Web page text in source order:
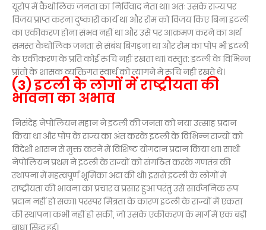
यूरोप में कैथोलिक जनता का निर्विवाद नेता था। अतः उसके राज्य पर
विजय प्राप्त करना दुष्कारी कार्य था और रोम को विजय किए बिना इटली
का एकीकरण होना संभव नहीं था और उसे पर आक्रमण करने का अर्थ
समस्त कैथोलिक जनता से संबंध बिगड़ना था और रोम का पोप भी इटली
के एकीकरण के प्रति कोई रुचि नहीं रखता था। वस्तुत: इटली के विभिन्न
प्रांतो के शासक व्यक्तिगत स्वार्थ को त्यागने में रुचि नहीं रखते थे।
(3) इटली के लोगों में राष्ट्रीयता की
भावना का अभाव
निसंदेह नेपोलियन महान ने इटली की जनता को नया उत्साह प्रदान
किया था और पोप के राज्य का अंत करके इटली के विभिन्न राज्यों को
विदेशी शासन से मुक्त करने में विशिष्ट योगदान प्रदान किया था। साथी
नेपोलियन प्रथम ने इटली के राज्यों को संगठित करके गणतंत्र की
स्थापना में महत्वपूर्ण भूमिका अदा की थी। इससे इटली के लोगों में
राष्ट्रीयता की भावना का प्रचार व प्रसार हुआ परंतु उसे सार्वजनिक रूप
प्रदान नहीं हो सका। परस्पर मित्रता के कारण इटली के राज्यों में एकता
की स्थापना कभी नहीं हो सकी, जो उसके एकीकरण के मार्ग में एक बड़ी
बाधा सिद्ध हुई।